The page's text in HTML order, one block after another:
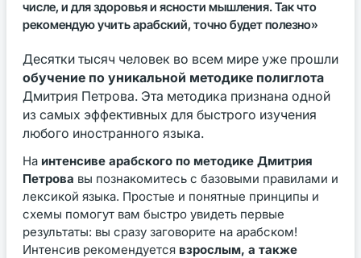
числе, и для здоровья и ясности мышления. Так что
рекомендую учить арабский, точно будет полезно»
Десятки тысяч человек во всем мире уже прошли
обучение по уникальной методике полиглота
Дмитрия Петрова. Эта методика признана одной
из самых эффективных для быстрого изучения
любого иностранного языка.
На интенсиве арабского по методике Дмитрия
Петрова вы познакомитесь с базовыми правилами и
лексикой языка. Простые и понятные принципы и
схемы помогут вам быстро увидеть первые
результаты: вы сразу заговорите на арабском!
Интенсив рекомендуется взрослым, а также